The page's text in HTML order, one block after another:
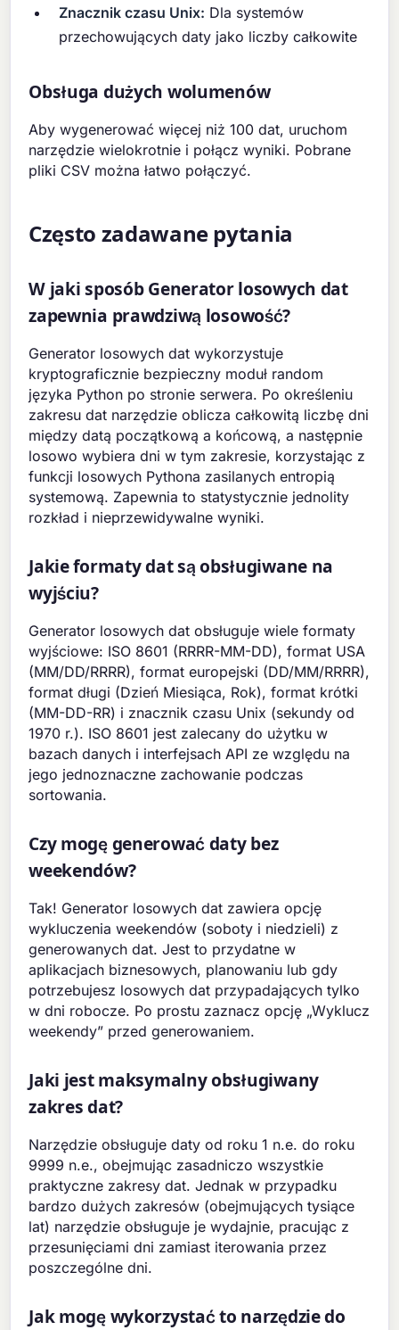
Znacznik czasu Unix: Dla systemów
przechowujących daty jako liczby całkowite
Obsługa dużych wolumenów
Aby wygenerować więcej niż 100 dat, uruchom
narzędzie wielokrotnie i połącz wyniki. Pobrane
pliki CSV można łatwo połączyć.
Często zadawane pytania
W jaki sposób Generator losowych dat
zapewnia prawdziwą losowość?
Generator losowych dat wykorzystuje
kryptograficznie bezpieczny moduł random
języka Python po stronie serwera. Po określeniu
zakresu dat narzędzie oblicza całkowitą liczbę dni
między datą początkową a końcową, a następnie
losowo wybiera dni w tym zakresie, korzystając z
funkcji losowych Pythona zasilanych entropią
systemową. Zapewnia to statystycznie jednolity
rozkład i nieprzewidywalne wyniki.
Jakie formaty dat są obsługiwane na
wyjściu?
Generator losowych dat obsługuje wiele formaty
wyjściowe: ISO 8601 (RRRR-MM-DD), format USA
(MM/DD/RRRR), format europejski (DD/MM/RRRR),
format długi (Dzień Miesiąca, Rok), format krótki
(MM-DD-RR) i znacznik czasu Unix (sekundy od
1970 r.). ISO 8601 jest zalecany do użytku w
bazach danych i interfejsach API ze względu na
jego jednoznaczne zachowanie podczas
sortowania.
Czy mogę generować daty bez
weekendów?
Tak! Generator losowych dat zawiera opcję
wykluczenia weekendów (soboty i niedzieli) z
generowanych dat. Jest to przydatne w
aplikacjach biznesowych, planowaniu lub gdy
potrzebujesz losowych dat przypadających tylko
w dni robocze. Po prostu zaznacz opcję „Wyklucz
weekendy” przed generowaniem.
Jaki jest maksymalny obsługiwany
zakres dat?
Narzędzie obsługuje daty od roku 1 n.e. do roku
9999 n.e., obejmując zasadniczo wszystkie
praktyczne zakresy dat. Jednak w przypadku
bardzo dużych zakresów (obejmujących tysiące
lat) narzędzie obsługuje je wydajnie, pracując z
przesunięciami dni zamiast iterowania przez
poszczególne dni.
Jak mogę wykorzystać to narzędzie do